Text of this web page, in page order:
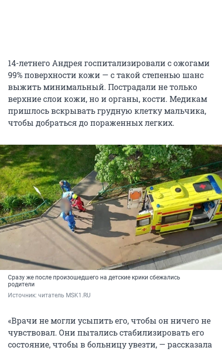
14-летнего Андрея госпитализировали с ожогами
99% поверхности кожи — с такой степенью шанс
выжить минимальный. Пострадали не только
верхние слои кожи, но и органы, кости. Медикам
пришлось вскрывать грудную клетку мальчика,
чтобы добраться до пораженных легких.
Сразу же после произошедшего на детские крики сбежались
родители
Источник: читатель MSK1.RU
«Врачи не могли усыпить его, чтобы он ничего не
чувствовал. Они пытались стабилизировать его
состояние, чтобы в больницу увезти, — рассказала